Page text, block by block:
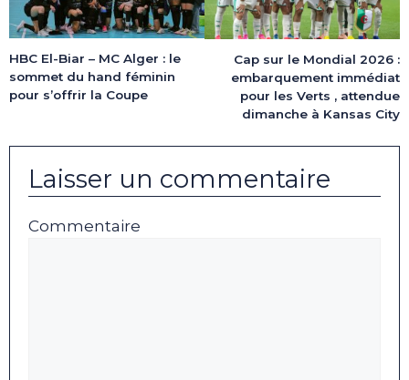
HBC El-Biar – MC Alger : le
sommet du hand féminin
pour s’offrir la Coupe
Cap sur le Mondial 2026 :
embarquement immédiat
pour les Verts , attendue
dimanche à Kansas City
Laisser un commentaire
Commentaire